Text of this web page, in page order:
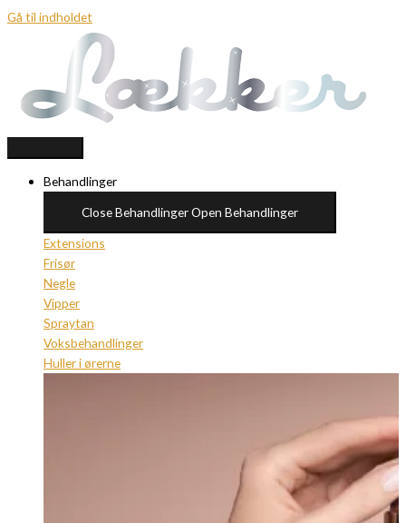
Gå til indholdet
Behandlinger
Close BehandlingerOpen Behandlinger
Extensions
Frisør
Negle
Vipper
Spraytan
Voksbehandlinger
Huller i ørerne